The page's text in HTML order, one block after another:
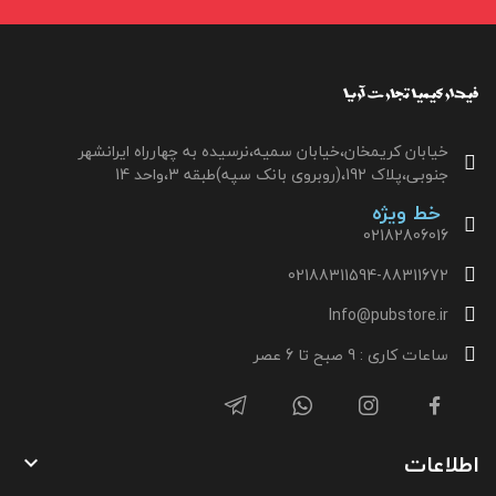
خیابان کریمخان،خیابان سمیه،نرسیده به چهارراه ایرانشهر
جنوبی،پلاک 192،(روبروی بانک سپه)طبقه 3،واحد 14
خط ویژه
02182806016
02188311594-88311672
Info@pubstore.ir
ساعات کاری : 9 صبح تا 6 عصر
اطلاعات 